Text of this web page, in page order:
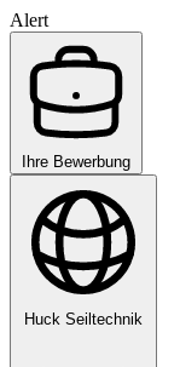
Alert
Ihre Bewerbung
Huck Seiltechnik